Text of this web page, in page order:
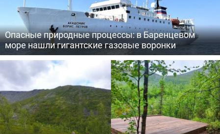
Опасные природные процессы: в Баренцевом
море нашли гигантские газовые воронки